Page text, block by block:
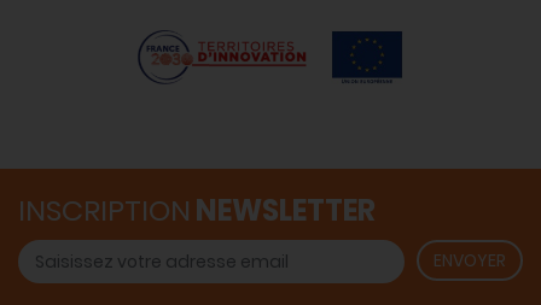
INSCRIPTION NEWSLETTER